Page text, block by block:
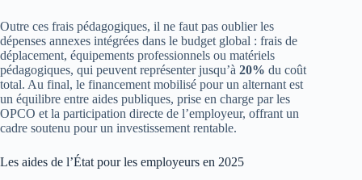
Outre ces frais pédagogiques, il ne faut pas oublier les
dépenses annexes intégrées dans le budget global : frais de
déplacement, équipements professionnels ou matériels
pédagogiques, qui peuvent représenter jusqu’à 20% du coût
total. Au final, le financement mobilisé pour un alternant est
un équilibre entre aides publiques, prise en charge par les
OPCO et la participation directe de l’employeur, offrant un
cadre soutenu pour un investissement rentable.
Les aides de l’État pour les employeurs en 2025